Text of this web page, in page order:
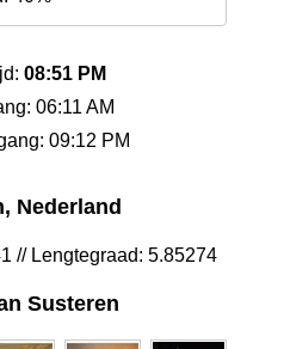
08:51 PM
06:11 AM
09:12 PM
Nederland
// Lengtegraad: 5.85274
Susteren